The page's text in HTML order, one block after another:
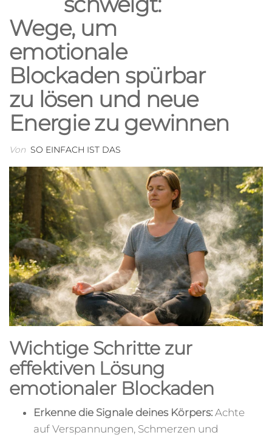
Wege, um
emotionale
Blockaden spürbar
zu lösen und neue
Energie zu gewinnen
Von SO EINFACH IST DAS
Wichtige Schritte zur
effektiven Lösung
emotionaler Blockaden
Erkenne die Signale deines Körpers: Achte
auf Verspannungen, Schmerzen und